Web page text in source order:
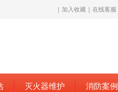
| 加入收藏 | 在线客服
灭火器维护 消防案例